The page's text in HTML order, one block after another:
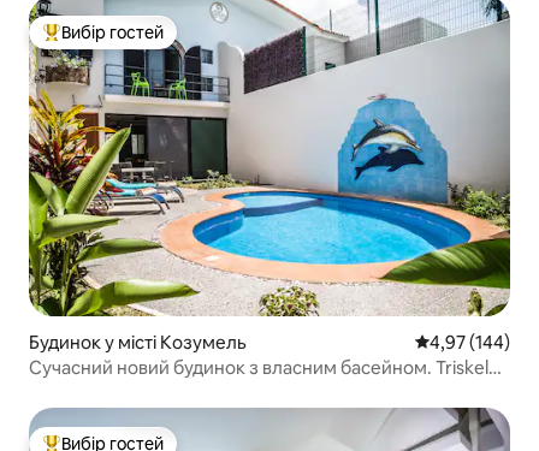
Топ вибір гостей
Вибір гостей
Будинок у місті Козумель Середня
4,97 (144)
Сучасний новий будинок з власним басейном. Triskel
Вибір гостей